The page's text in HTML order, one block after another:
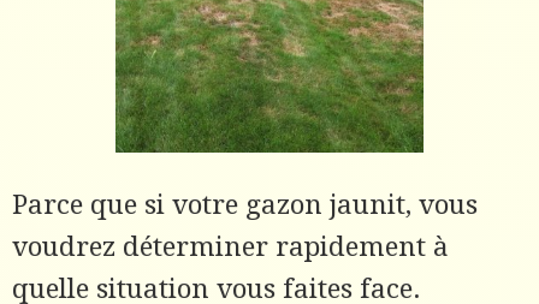
Parce que si votre gazon jaunit, vous
voudrez déterminer rapidement à
quelle situation vous faites face.